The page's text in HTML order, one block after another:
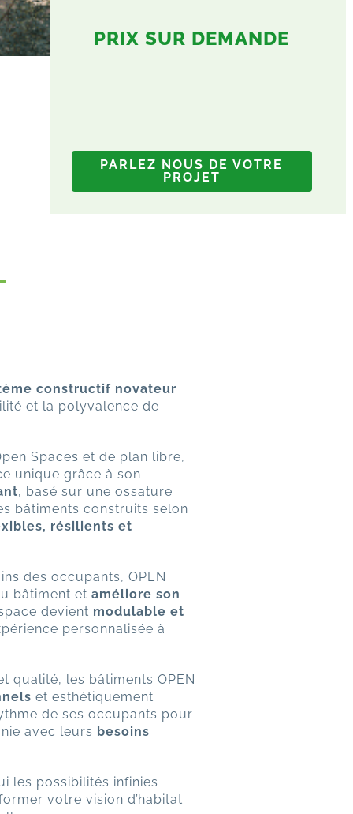
PRIX SUR DEMANDE
PARLEZ NOUS DE VOTRE
PROJET
constructif novateur
et la polyvalence de
Spaces et de plan libre,
unique grâce à son
, basé sur une ossature
bâtiments construits selon
résilients et
des occupants, OPEN
bâtiment et améliore son
devient modulable et
personnalisée à
qualité, les bâtiments OPEN
et esthétiquement
de ses occupants pour
avec leurs besoins
les possibilités infinies
votre vision d’habitat